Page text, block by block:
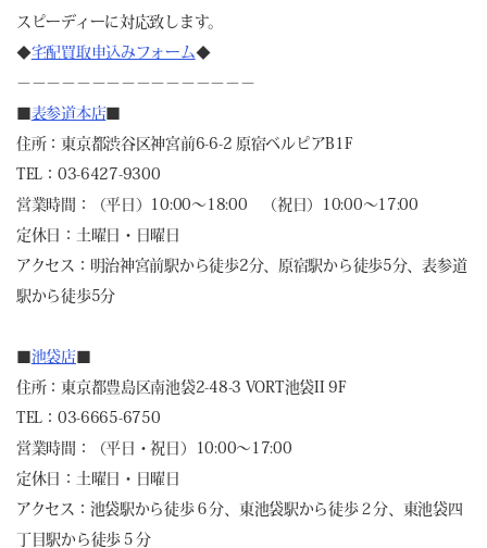
スピーディーに対応致します。
◆宅配買取申込みフォーム◆
－－－－－－－－－－－－－－－－
表参道本店
住所：東京都渋谷区神宮前6-6-2 原宿ベルピアB1F
TEL：03-6427-9300
営業時間：（平日）10:00～18:00 （祝日）10:00～17:00
定休日：土曜日・日曜日
アクセス：明治神宮前駅から徒歩2分、原宿駅から徒歩5分、表参道
駅から徒歩5分
池袋店
住所：東京都豊島区南池袋2-48-3 VORT池袋II 9F
TEL：03-6665-6750
営業時間：（平日・祝日）10:00～17:00
定休日：土曜日・日曜日
アクセス：池袋駅から徒歩６分、東池袋駅から徒歩２分、東池袋四
丁目駅から徒歩５分